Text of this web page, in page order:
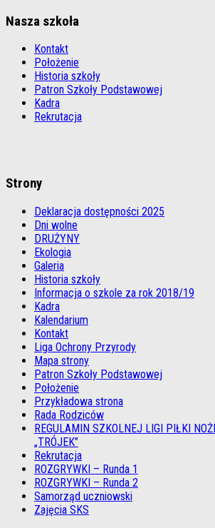
Nasza szkoła
Kontakt
Położenie
Historia szkoły
Patron Szkoły Podstawowej
Kadra
Rekrutacja
Strony
Deklaracja dostępności 2025
Dni wolne
DRUŻYNY
Ekologia
Galeria
Historia szkoły
Informacja o szkole za rok 2018/19
Kadra
Kalendarium
Kontakt
Liga Ochrony Przyrody
Mapa strony
Patron Szkoły Podstawowej
Położenie
Przykładowa strona
Rada Rodziców
REGULAMIN SZKOLNEJ LIGI PIŁKI
„TRÓJEK”
Rekrutacja
ROZGRYWKI – Runda 1
ROZGRYWKI – Runda 2
Samorząd uczniowski
Zajęcia SKS